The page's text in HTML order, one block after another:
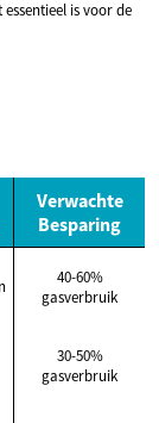
is voor de
Verwachte
Besparing
40-60%
gasverbruik
30-50%
gasverbruik